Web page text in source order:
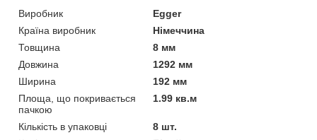
Виробник
Egger
Країна виробник
Німеччина
Товщина
8 мм
Довжина
1292 мм
Ширина
192 мм
Площа, що покривається
пачкою
1.99 кв.м
Кількість в упаковці
8 шт.